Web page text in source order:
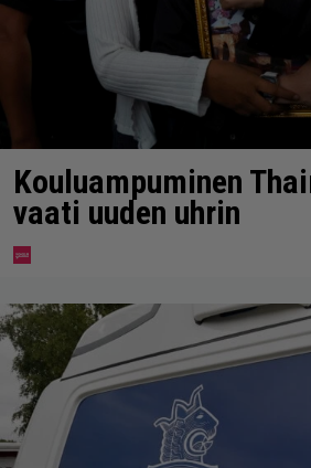
Kouluampuminen
vaati uuden uhrin